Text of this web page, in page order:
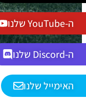
ה-YouTube שלנו
ה-Discord שלנו
האימייל שלנו